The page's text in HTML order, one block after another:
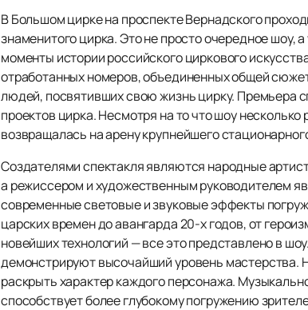
В Большом цирке на проспекте Вернадского
знаменитого цирка. Это не просто очередное шоу,
моменты истории российского циркового
отработанных номеров, объединенных общей
людей, посвятивших свою жизнь цирку. Премьера
проектов цирка. Несмотря на то что шоу
возвращалась на арену крупнейшего
Создателями спектакля являются народные
а режиссером и художественным руководителем
современные световые и звуковые эффекты
царских времен до авангарда 20-х годов, от
новейших технологий — все это представлено в
демонстрируют высочайший уровень мастерства.
раскрыть характер каждого персонажа.
способствует более глубокому погружению